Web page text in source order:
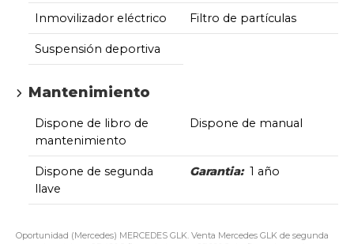
Inmovilizador eléctrico Filtro de partículas
Suspensión deportiva
Mantenimiento
Dispone de libro de
mantenimiento
Dispone de manual
Dispone de segunda
llave
Garantia: 1 año
Oportunidad (Mercedes) MERCEDES GLK. Venta Mercedes GLK de segunda